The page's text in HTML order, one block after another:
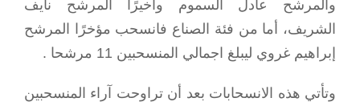
والمرشح عادل السموم وأخيرًا المرشح نايف
الشريف، أما من فئة الصناع فانسحب مؤخرًا المرشح
إبراهيم غروي ليبلغ اجمالي المنسحبين 11 مرشحا .
وتأتي هذه الانسحابات بعد أن تراوحت آراء المنسحبين